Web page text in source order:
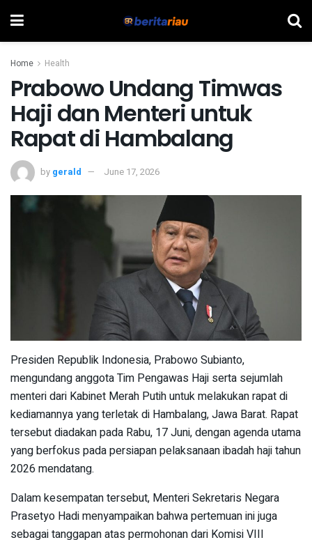
Home Health
Prabowo Undang Timwas
Haji dan Menteri untuk
Rapat di Hambalang
by gerald June 17, 2026
Presiden Republik Indonesia, Prabowo Subianto,
mengundang anggota Tim Pengawas Haji serta sejumlah
menteri dari Kabinet Merah Putih untuk melakukan rapat di
kediamannya yang terletak di Hambalang, Jawa Barat. Rapat
tersebut diadakan pada Rabu, 17 Juni, dengan agenda utama
yang berfokus pada persiapan pelaksanaan ibadah haji tahun
2026 mendatang.
Dalam kesempatan tersebut, Menteri Sekretaris Negara
Prasetyo Hadi menyampaikan bahwa pertemuan ini juga
sebagai tanggapan atas permohonan dari Komisi VIII